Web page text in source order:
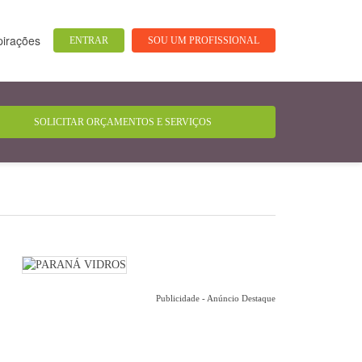
ENTRAR SOU UM PROFISSIONAL
Publicidade - Anúncio Destaque